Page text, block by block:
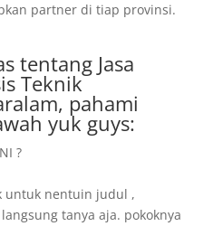
partner di tiap provinsi.
tentang Jasa
Teknik
pahami
yuk guys:
?
untuk nentuin judul ,
tanya aja. pokoknya